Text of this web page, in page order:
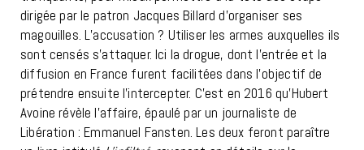
dirigée par le patron Jacques Billard d’organiser ses
magouilles. L’accusation ? Utiliser les armes auxquelles ils
sont censés s’attaquer. Ici la drogue, dont l’entrée et la
diffusion en France furent facilitées dans l’objectif de
prétendre ensuite l’intercepter. C’est en 2016 qu’Hubert
Avoine révèle l’affaire, épaulé par un journaliste de
Libération : Emmanuel Fansten. Les deux feront paraître